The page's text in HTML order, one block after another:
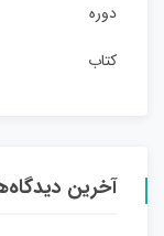
دوره‌
کتاب
آخرین